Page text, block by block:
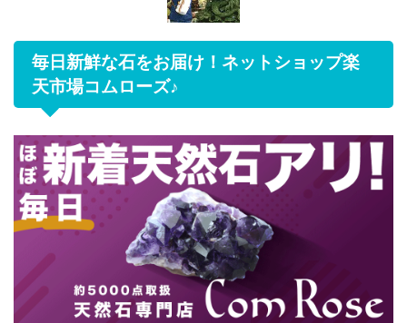
毎日新鮮な石をお届け！ネットショップ楽
天市場コムローズ♪